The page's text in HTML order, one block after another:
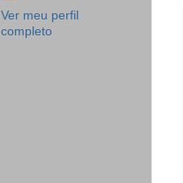
Ver meu perfil
completo